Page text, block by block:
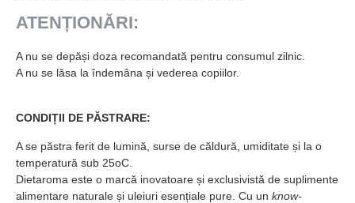
ATENȚIONĂRI:
A nu se depăși doza recomandată pentru consumul zilnic.
A nu se lăsa la îndemâna și vederea copiilor.
CONDIȚII DE PĂSTRARE:
A se păstra ferit de lumină, surse de căldură, umiditate și la o
temperatură sub 25oC.
Dietaroma este o marcă inovatoare și exclusivistă de suplimente
alimentare naturale și uleiuri esențiale pure. Cu un know-